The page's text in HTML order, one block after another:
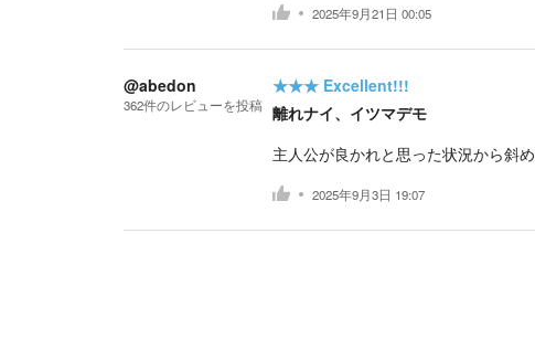
2025年9月21日 00:05
@abedon
362件のレビューを投稿
★★★ Excellent!!!
離れナイ、イツマデモ
主人公が良かれと思った状況から斜
2025年9月3日 19:07